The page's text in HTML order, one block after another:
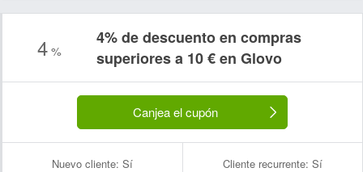
4%
4% de descuento en compras
superiores a 10 € en Glovo
Canjea el cupón
Nuevo cliente: Sí Cliente recurrente: Sí